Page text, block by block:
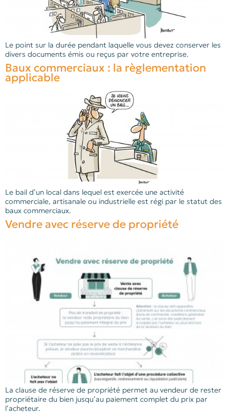
Le point sur la durée pendant laquelle vous devez conserver les
divers documents émis ou reçus par votre entreprise.
Baux commerciaux : la règlementation
applicable
Le bail d’un local dans lequel est exercée une activité
commerciale, artisanale ou industrielle est régi par le statut des
baux commerciaux.
Vendre avec réserve de propriété
La clause de réserve de propriété permet au vendeur de rester
propriétaire du bien jusqu’au paiement complet du prix par
l’acheteur.